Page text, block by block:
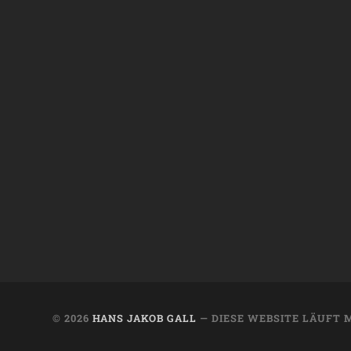
© 2026HANS JAKOB GALL — DIESE WEBSITE LÄUFT